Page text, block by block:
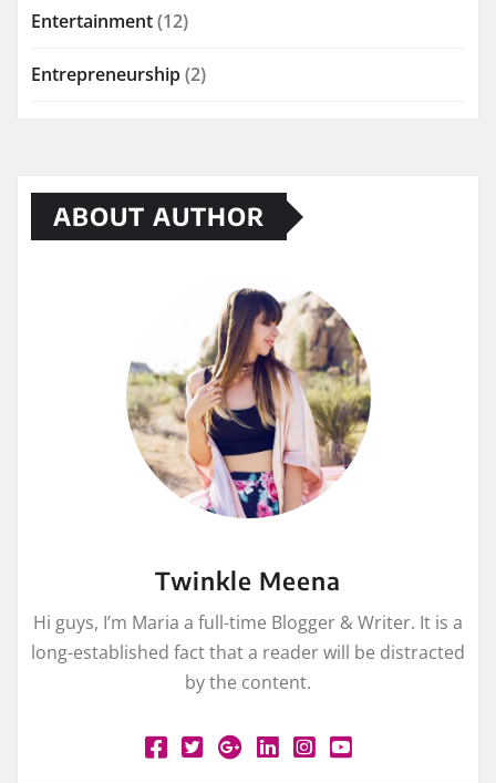
Entertainment(12)
Entrepreneurship(2)
ABOUT AUTHOR
Twinkle Meena
Hi guys, I’m Maria a full-time Blogger & Writer. It is a
long-established fact that a reader will be distracted
by the content.